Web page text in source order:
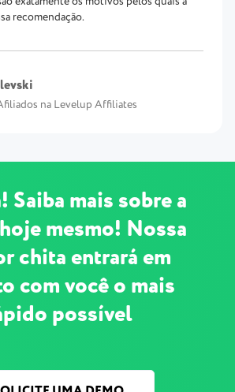
recomendação.
na Levelup Affiliates
Saiba mais sobre a
mesmo! Nossa
chita entrará em
com você o mais
possível